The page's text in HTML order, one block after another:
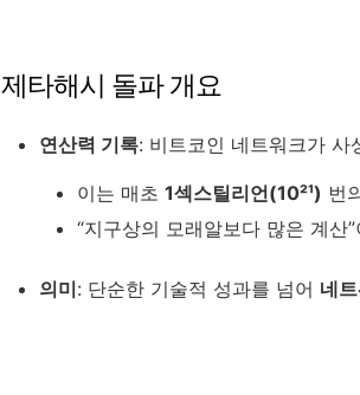
제타해시 돌파 개요
연산력 기록: 비트코인 네트워크가 사
이는 매초 1섹스틸리언(10²¹) 번
“지구상의 모래알보다 많은 계산
의미: 단순한 기술적 성과를 넘어 네